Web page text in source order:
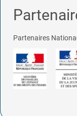
Partenaires